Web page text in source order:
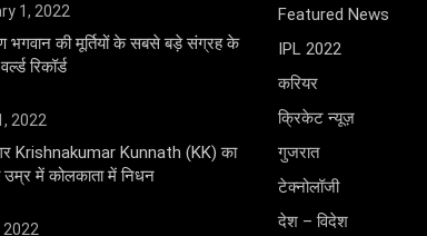
1, 2022
भगवान की मूर्तियों के सबसे बड़े संग्रह के
रिकॉर्ड
2022
Krishnakumar Kunnath (KK) का
में कोलकाता में निधन
2022
Featured News
IPL 2022
करियर
क्रिकेट न्यूज़
गुजरात
टेक्नोलॉजी
देश – विदेश